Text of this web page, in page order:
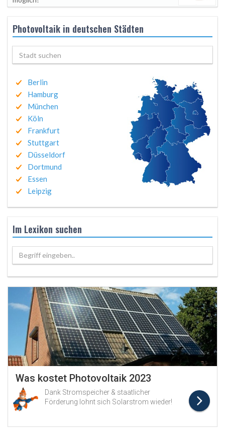
Photovoltaik in deutschen Städten
Berlin
Hamburg
München
Köln
Frankfurt
Stuttgart
Düsseldorf
Dortmund
Essen
Leipzig
Im Lexikon suchen
Begriff eingeben..